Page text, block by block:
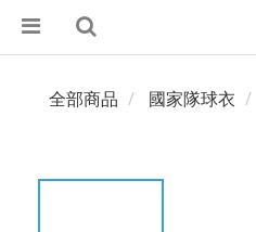
全部商品 國家隊球衣